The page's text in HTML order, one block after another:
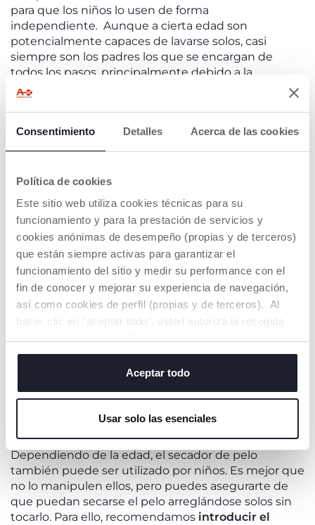
Consentimiento Detalles Acerca de las cookies
Política de cookies
Este sitio web utiliza cookies técnicas para su
funcionamiento y para la prestación de servicios y
cookies anónimas de desempeño (propias y de terceros)
que están siempre activas para garantizar el
funcionamiento del sitio y medir su performance con el
fin de conocer y mejorar su experiencia de navegación,
así como cookies de perfil (propias y de terceros). Al
hacer clic en "aceptar todo", usted autoriza la recogida
o cambiar o revocar el consentimiento de todas o
algunas cookies, haga clic en "mostrar detalles". Al
cerrar este banner, usted consiente en utilizar
servicio solicitado.
Aceptar todo
Usar solo las esenciales
para que los niños lo usen de forma
independiente. Aunque a cierta edad son
potencialmente capaces de lavarse solos, casi
siempre son los padres los que se encargan de
todos los pasos, principalmente debido a la
inaccesibilidad de las herramientas y al temor
el entorno de tal manera que sean capaces de
lavarse mientras les asistimos sin intervenir, en la
necesario:
Coloca laducha de mano a la altura del niño.
Dale al niño un punto de apoyo para que esté
seguro y no corra el riesgo de caerse o
Baja los jabones para que el bebé se lave
enjabonándose y enjuagándose, manejando la
situación de forma independiente.
Utilicedispensadores que sean fáciles y
prácticospara los niños.
Añadeun espejo a su alturapara que pueda
mirarse mientras se lava para limpiarse en
todas las zonas del cuerpo y controlar el
Dependiendo de la edad, el secador de pelo
también puede ser utilizado por niños. Es mejor que
no lo manipulen ellos, pero puedes asegurarte de
que puedan secarse el pelo arreglándose solos sin
tocarlo. Para ello, recomendamos introducir el